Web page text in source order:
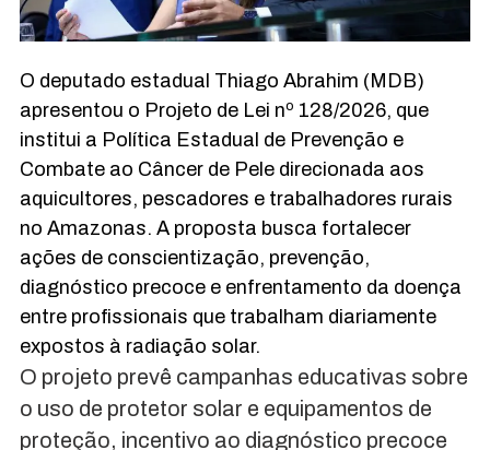
O deputado estadual Thiago Abrahim (MDB)
apresentou o Projeto de Lei nº 128/2026, que
institui a Política Estadual de Prevenção e
Combate ao Câncer de Pele direcionada aos
aquicultores, pescadores e trabalhadores rurais
no Amazonas. A proposta busca fortalecer
ações de conscientização, prevenção,
diagnóstico precoce e enfrentamento da doença
entre profissionais que trabalham diariamente
expostos à radiação solar.
O projeto prevê campanhas educativas sobre
o uso de protetor solar e equipamentos de
proteção, incentivo ao diagnóstico precoce